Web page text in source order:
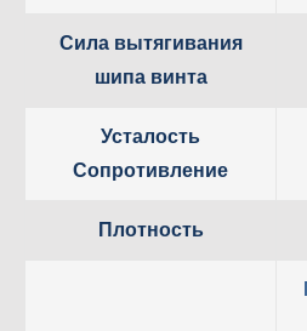
Сила вытягивания
шипа винта
Усталость
Сопротивление
Плотность